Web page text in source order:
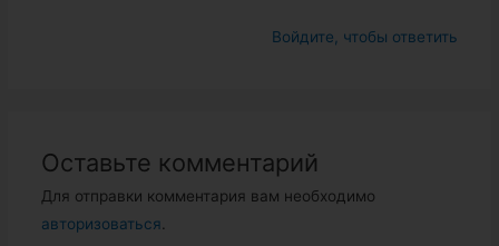
Войдите, чтобы ответить
Оставьте комментарий
Для отправки комментария вам необходимо
авторизоваться